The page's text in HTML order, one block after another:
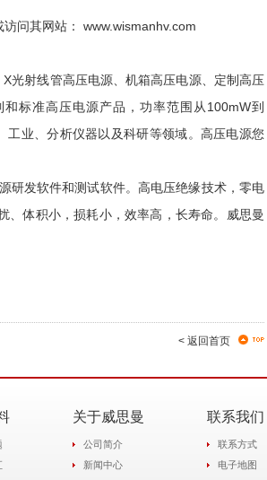
问其网站： www.wismanhv.com
射线管高压电源、机箱高压电源、定制高压
标准高压电源产品，功率范围从100mW到
业、分析仪器以及科研等领域。高压电源您
发软件和测试软件。高电压绝缘技术，零电
、体积小，损耗小，效率高，长寿命。威思曼
< 返回首页
关于威思曼
公司简介
新闻中心
联系我们
联系方式
电子地图